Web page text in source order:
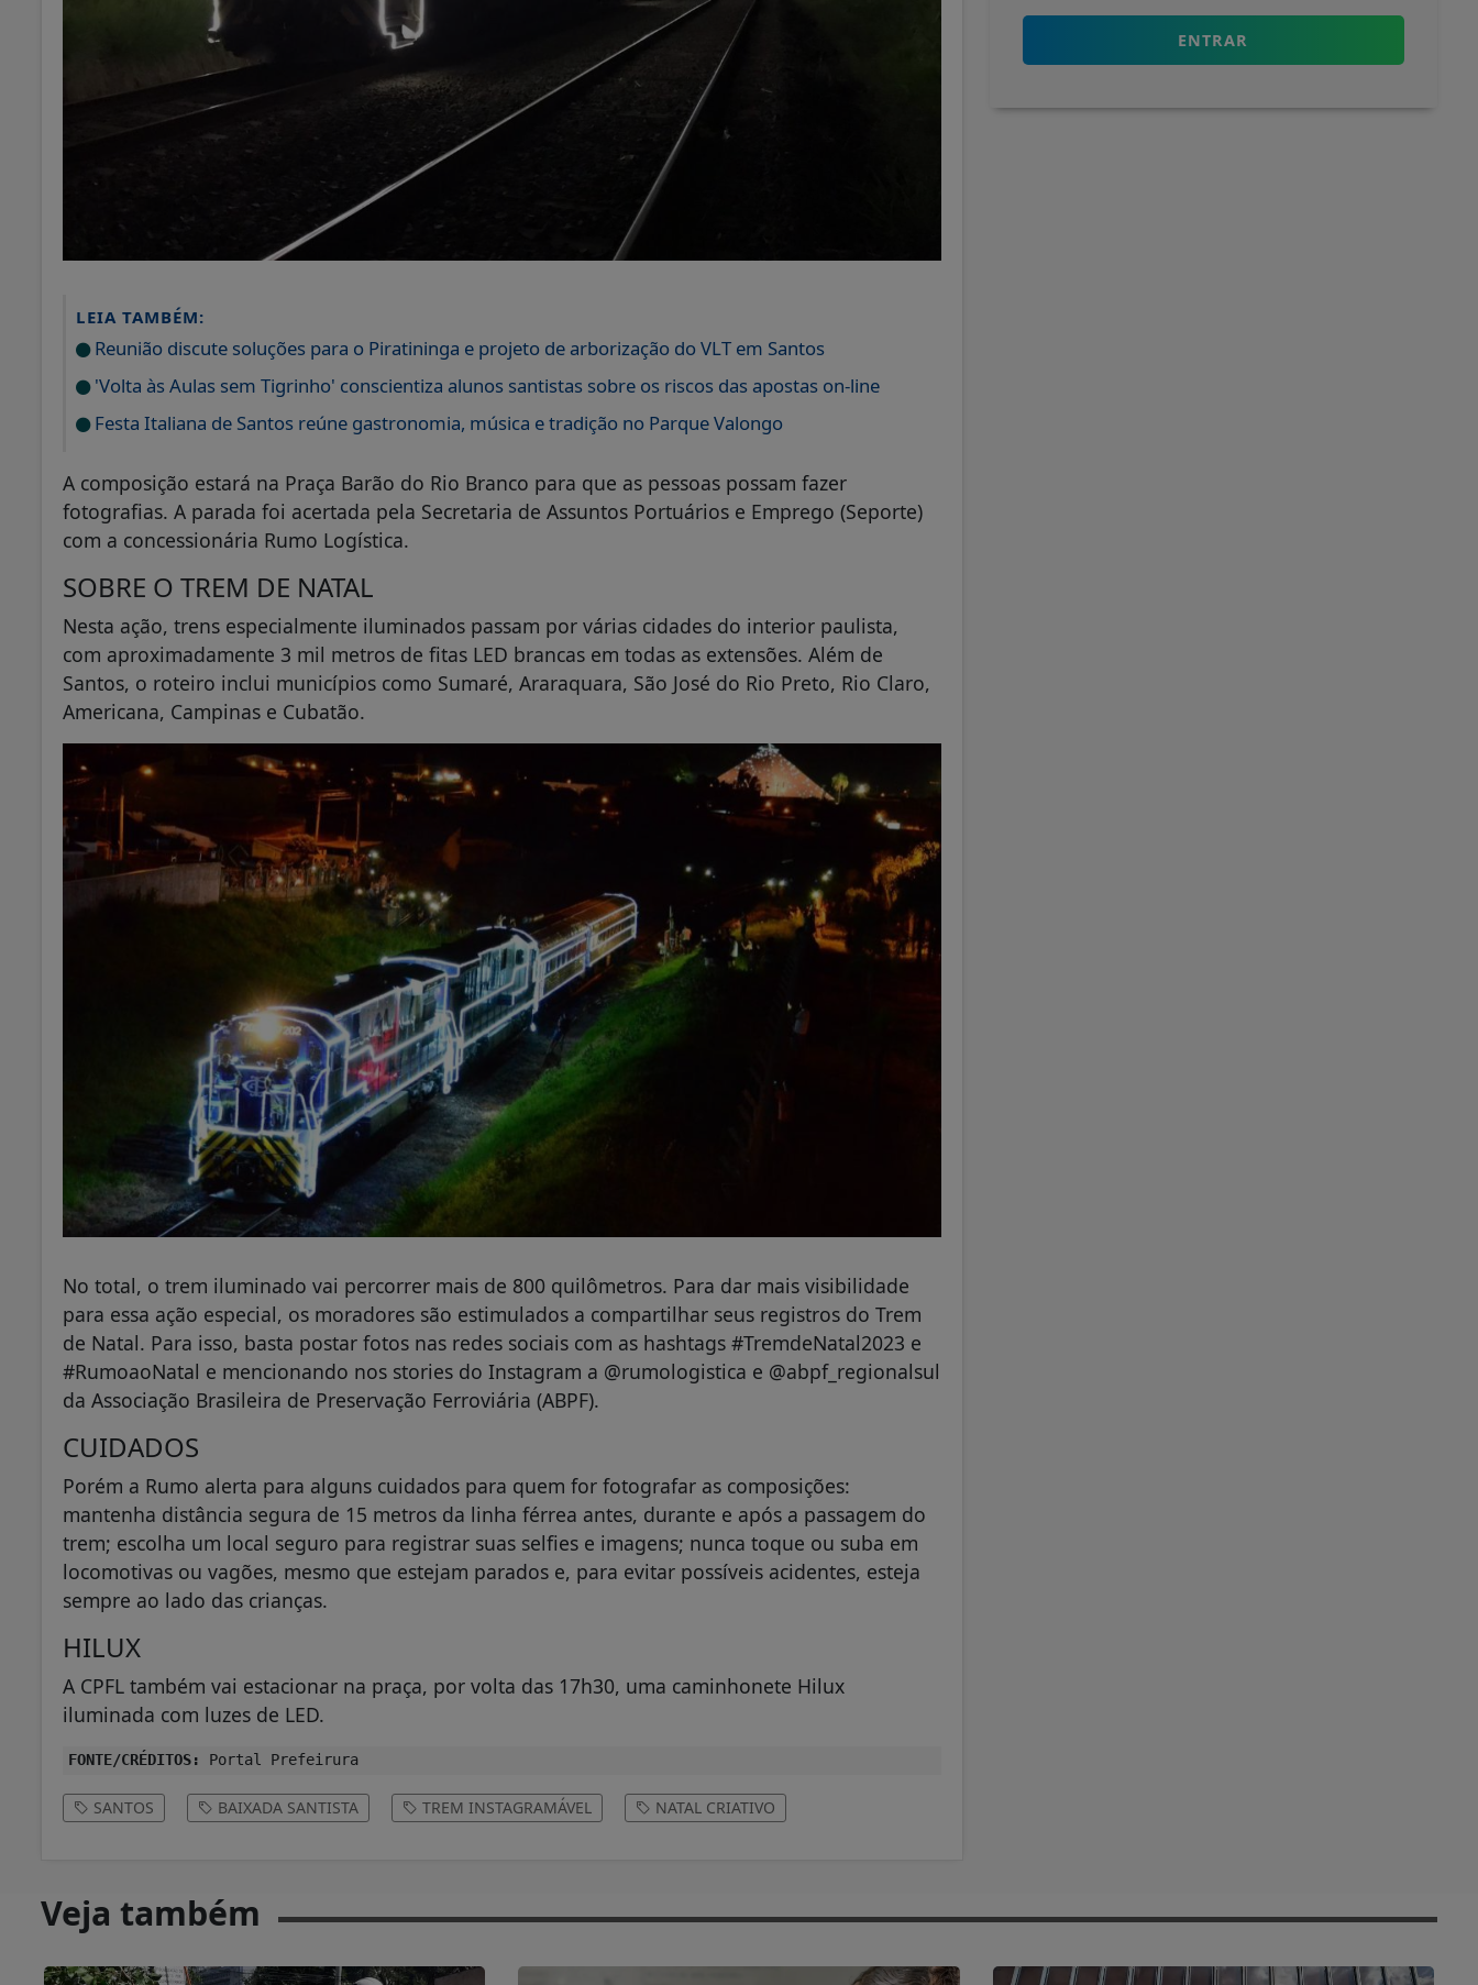
LEIA TAMBÉM:
Reunião discute soluções para o Piratininga e projeto de arborização do VLT em Santos
'Volta às Aulas sem Tigrinho' conscientiza alunos santistas sobre os riscos das apostas on-line
Festa Italiana de Santos reúne gastronomia, música e tradição no Parque Valongo
A composição estará na Praça Barão do Rio Branco para que as pessoas possam fazer
fotografias. A parada foi acertada pela Secretaria de Assuntos Portuários e Emprego (Seporte)
com a concessionária Rumo Logística.
SOBRE O TREM DE NATAL
Nesta ação, trens especialmente iluminados passam por várias cidades do interior paulista,
com aproximadamente 3 mil metros de fitas LED brancas em todas as extensões. Além de
Santos, o roteiro inclui municípios como Sumaré, Araraquara, São José do Rio Preto, Rio Claro,
Americana, Campinas e Cubatão.
No total, o trem iluminado vai percorrer mais de 800 quilômetros. Para dar mais visibilidade
para essa ação especial, os moradores são estimulados a compartilhar seus registros do Trem
de Natal. Para isso, basta postar fotos nas redes sociais com as hashtags #TremdeNatal2023 e
#RumoaoNatal e mencionando nos stories do Instagram a @rumologistica e @abpf_regionalsul
da Associação Brasileira de Preservação Ferroviária (ABPF).
CUIDADOS
Porém a Rumo alerta para alguns cuidados para quem for fotografar as composições:
mantenha distância segura de 15 metros da linha férrea antes, durante e após a passagem do
trem; escolha um local seguro para registrar suas selfies e imagens; nunca toque ou suba em
locomotivas ou vagões, mesmo que estejam parados e, para evitar possíveis acidentes, esteja
sempre ao lado das crianças.
HILUX
A CPFL também vai estacionar na praça, por volta das 17h30, uma caminhonete Hilux
iluminada com luzes de LED.
FONTE/CRÉDITOS: Portal Prefeirura
SANTOS BAIXADA SANTISTA TREM INSTAGRAMÁVEL NATAL CRIATIVO
ENTRAR
Veja também